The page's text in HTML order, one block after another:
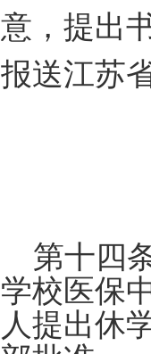
意，提出
报送江苏
第十四
学校医保
人提出休